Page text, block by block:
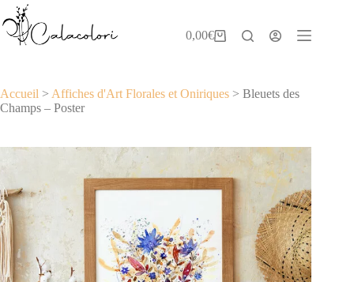
Passer
au
contenu
Panier
0,00€
Accueil > Affiches d'Art Florales et Oniriques > Bleuets des
Champs – Poster